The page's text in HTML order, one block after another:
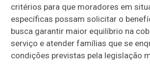
critérios para que moradores em
específicas possam solicitar o
busca garantir maior equilíbrio na
serviço e atender famílias que se
condições previstas pela legislação